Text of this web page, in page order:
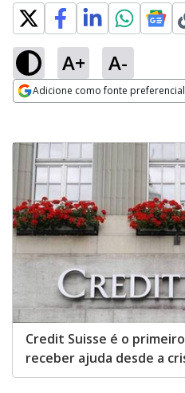
A+ A-
Adicione como fonte
Credit Suisse é o
receber ajuda desde a